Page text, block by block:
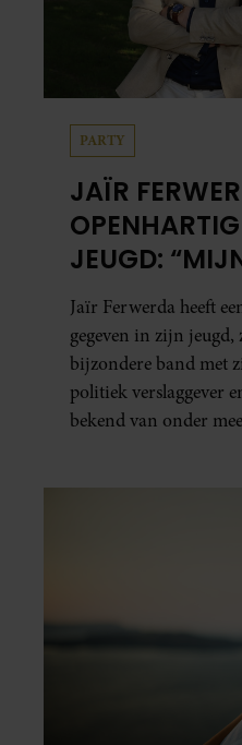
PARTY
JAÏR
JEUGD:
MORELE
Jaïr Ferwerda heeft
gegeven in zijn
bijzondere band met
politiek verslaggever
bekend van onder meer